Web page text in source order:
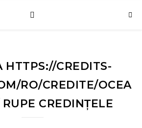
HTTPS://CREDITS-
RO/CREDITE/
CREDINȚELE